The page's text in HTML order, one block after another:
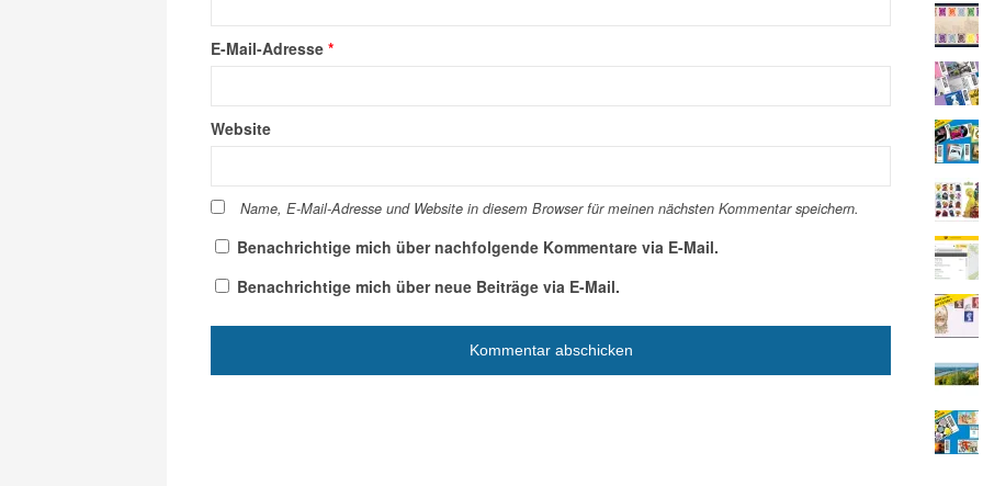
E-Mail-Adresse *
Website
Name, E-Mail-Adresse und Website in diesem Browser für meinen nächsten Kommentar speichern.
Benachrichtige mich über nachfolgende Kommentare via E-Mail.
Benachrichtige mich über neue Beiträge via E-Mail.